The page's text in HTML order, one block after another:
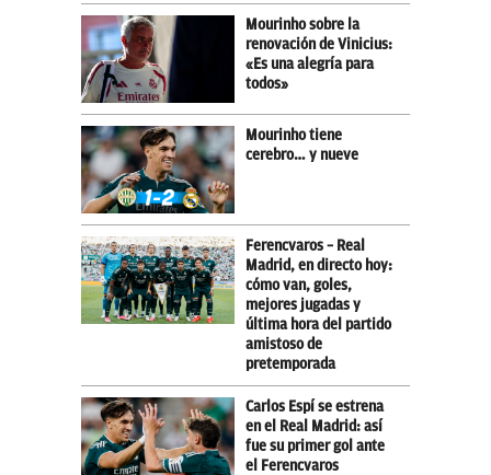
Mourinho sobre la
renovación de Vinicius:
«Es una alegría para
todos»
Mourinho tiene
cerebro… y nueve
Ferencvaros – Real
Madrid, en directo hoy:
cómo van, goles,
mejores jugadas y
última hora del partido
amistoso de
pretemporada
Carlos Espí se estrena
en el Real Madrid: así
fue su primer gol ante
el Ferencvaros